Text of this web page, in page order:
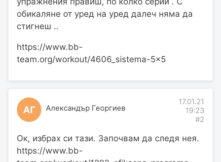
обикаляне от уред на уред далеч няма да
стигнеш ..
https://www.bb-
team.org/workout/4606_sistema-5x5
АГ Александър Георгиев
17.01.21
19:23
#2
Ок, избрах си тази. Започвам да следя нея.
https://www.bb-